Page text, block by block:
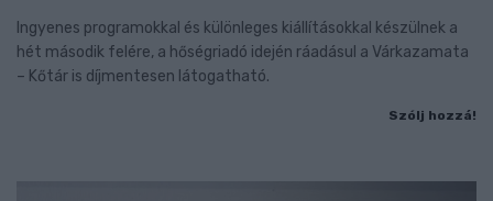
Ingyenes programokkal és különleges kiállításokkal készülnek a
hét második felére, a hőségriadó idején ráadásul a Várkazamata
– Kőtár is díjmentesen látogatható.
Szólj hozzá!